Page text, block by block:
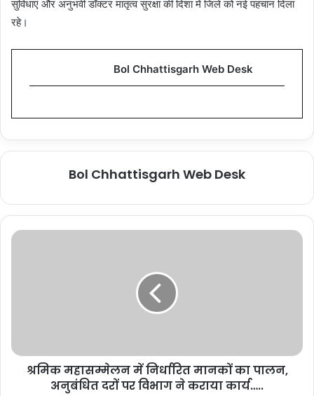
सुविधाएं और अनुभवी डॉक्टर मातृत्व सुरक्षा की दिशा में जिले को नई पहचान दिला
रहे।
Bol Chhattisgarh Web Desk
Bol Chhattisgarh Web Desk
श्रमिक महासम्मेलन में निर्धारित मानकों का पालन,
अनुबंधित दरों पर विभाग ने कराया कार्य…..